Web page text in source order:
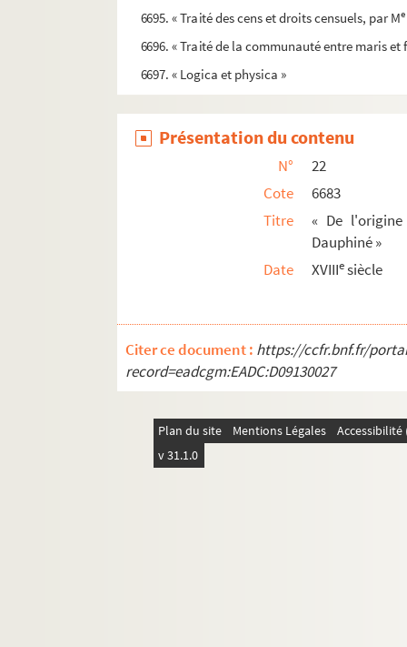
6695. « Traité des cens et droits censuels, par Me
6696. « Traité de la communauté entre maris
6697. « Logica et physica »
Présentation du contenu
N°
22
Cote
6683
Titre
« De
Dauphiné »
Date
XVIIIesiècle
Citer ce document : https://ccfr.bnf.fr/
record=eadcgm:EADC:D09130027
Plan du site Mentions Légales
v 31.1.0